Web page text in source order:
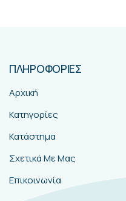
ΠΛΗΡΟΦΟΡΙΕΣ
Αρχική
Κατηγορίες
Κατάστημα
Σχετικά Με Μας
Επικοινωνία